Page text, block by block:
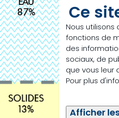
Ce
Nous utilisons
fonctions de
des
sociaux, de
que vous leur
Pour plus
Afficher